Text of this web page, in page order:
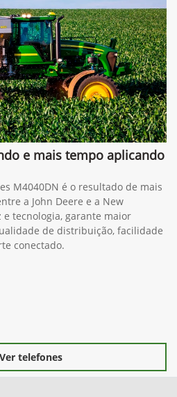
e mais tempo aplicando
M4040DN é o resultado de mais
a John Deere e a New
tecnologia, garante maior
de distribuição, facilidade
conectado.
Ver telefones